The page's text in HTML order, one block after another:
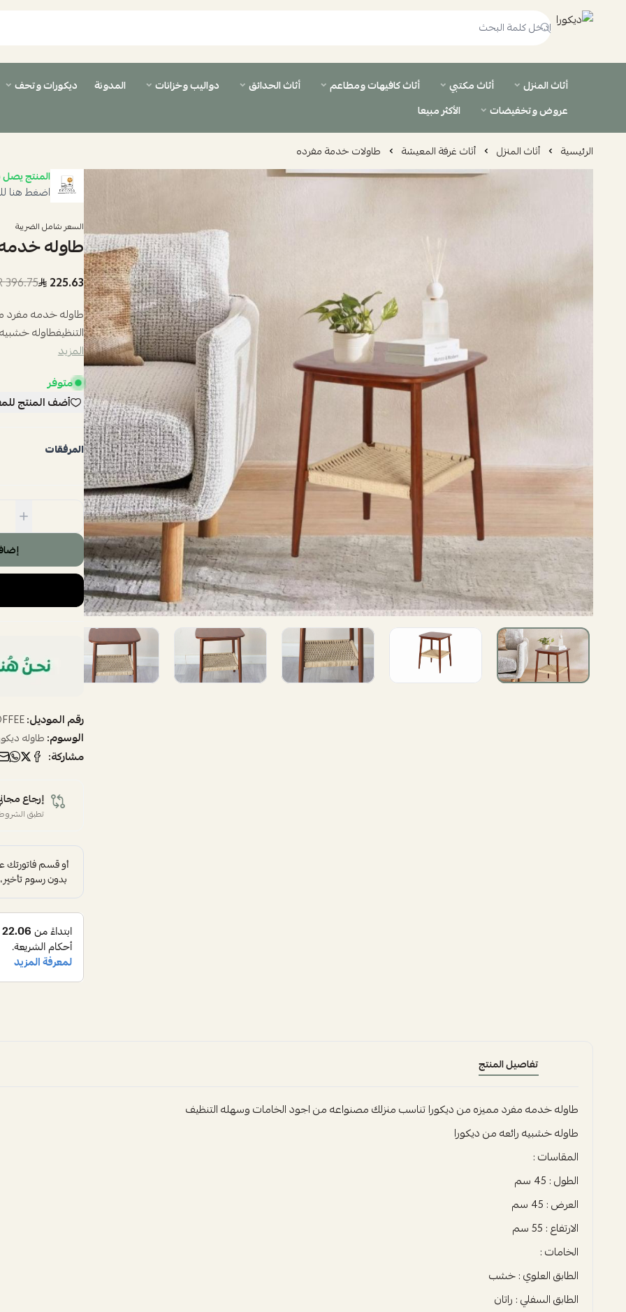
أثاث المنزل أثاث مكتبي أثاث كافيهات ومطاعم أثاث الحدائق دواليب وخزانات المدونة ديكورات وتحف
عروض وتخفيضات
الأكثر مبيعا
الرئيسية أثاث المنزل أثاث غرفة المعيشة
طاولات خدمة مفرده
المنتج يصل
اضغط هنا
السعر شامل الضريبة
طاوله
225.63
396.75 SAR
طاوله خدمه مفرد
التنظيفطاوله خشبيه رائعه
المزيد
متوفر
أضف المنتج
المرفقات
رقم الموديل:
الوسوم:طاوله
مشاركة:
إرجاع
تطبق
تفاصيل المنتج
طاوله خدمه مفرد مميزه من ديكورا تناسب منزلك مصنواعه من اجود الخامات وسهله التنظيف
طاوله خشبيه رائعه من ديكورا
المقاسات :
الطول : 45 سم
العرض : 45 سم
الارتفاع : 55 سم
الخامات :
الطابق العلوي : خشب
الطابق السفلي : راتان